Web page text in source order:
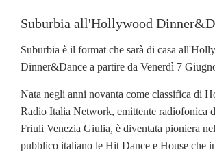
Suburbia all'Hollywood
Suburbia è il format che sarà di casa
Dinner&Dance a partire da Venerdì 7
Nata negli anni novanta come classifica di
Radio Italia Network, emittente radiofonica
Friuli Venezia Giulia, è diventata pioniera
pubblico italiano le Hit Dance e House che